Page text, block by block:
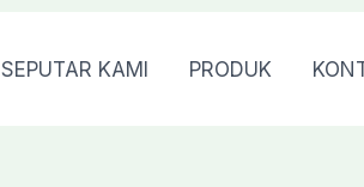
SEPUTAR KAMI PRODUK